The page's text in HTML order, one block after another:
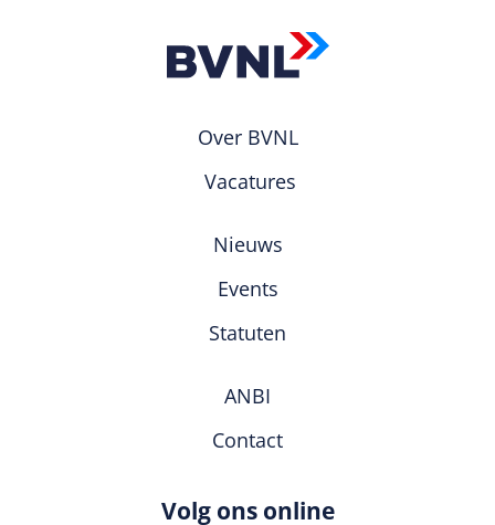
Over BVNL
Vacatures
Nieuws
Events
Statuten
ANBI
Contact
Volg ons online